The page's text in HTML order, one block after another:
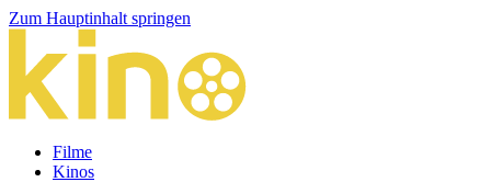
Zum Hauptinhalt springen
Filme
Kinos